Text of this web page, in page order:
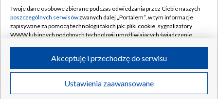
Rada Programowa
System NOS
Informacje o nadawcy
Program dla prasy
Ogłoszenie przetargowe
Kontakt
Kanały
©2026 Telewizja Polska S.A. w likwidacji
Twoje dane osobowe zbierane podczas odwiedzania przez Ciebie naszych
poszczególnych serwisówzwanych dalej „Portalem”, w tym informacje
zapisywane za pomocą technologii takich jak: pliki cookie, sygnalizatory
WWW lub innych podobnych technologii umożliwiających świadczenie
ruchu w Internecie.
Twoje dane osobowe zbierane podczas odwiedzania przez Ciebie
poszczególnych serwisówna Portalu, takie jak adresy IP, identyfikatory
Ustawienia zaawansowane
Akceptuję i przechodzę do serwisu